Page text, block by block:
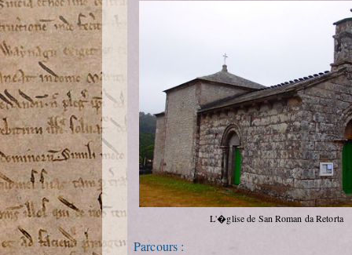
L'�glise de San Roman da Retorta
Parcours :